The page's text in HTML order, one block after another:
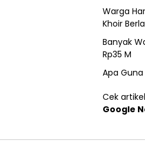
Warga
Khoir
Banyak
Rp35 M
Apa
Cek
Google